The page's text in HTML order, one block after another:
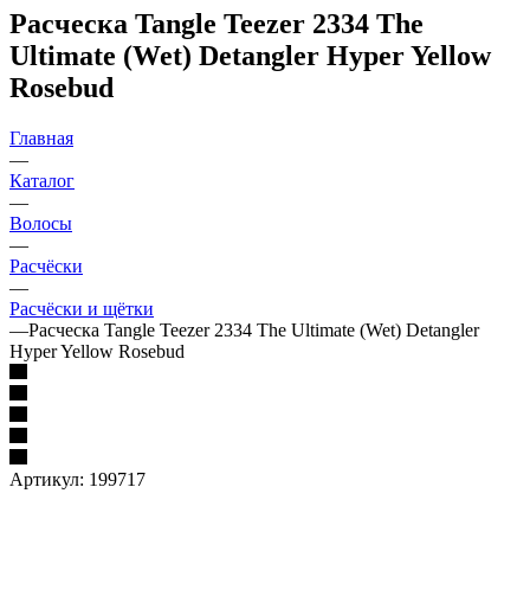
Расческа Tangle Teezer 2334 The
Ultimate (Wet) Detangler Hyper Yellow
Rosebud
Главная
—
Каталог
—
Волосы
—
Расчёски
—
Расчёски и щётки
—Расческа Tangle Teezer 2334 The Ultimate (Wet) Detangler
Hyper Yellow Rosebud
Артикул: 199717